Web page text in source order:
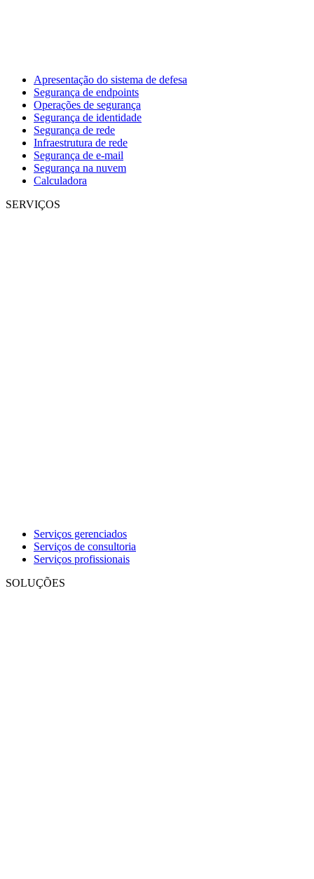
Apresentação do sistema de defesa
Segurança de endpoints
Operações de segurança
Segurança de identidade
Segurança de rede
Infraestrutura de rede
Segurança de e-mail
Segurança na nuvem
Calculadora
SERVIÇOS
Serviços gerenciados
Serviços de consultoria
Serviços profissionais
SOLUÇÕES